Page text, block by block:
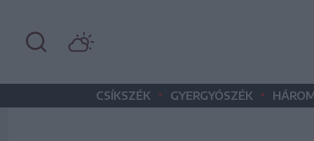
CSÍKSZÉK • GYERGYÓSZÉK •